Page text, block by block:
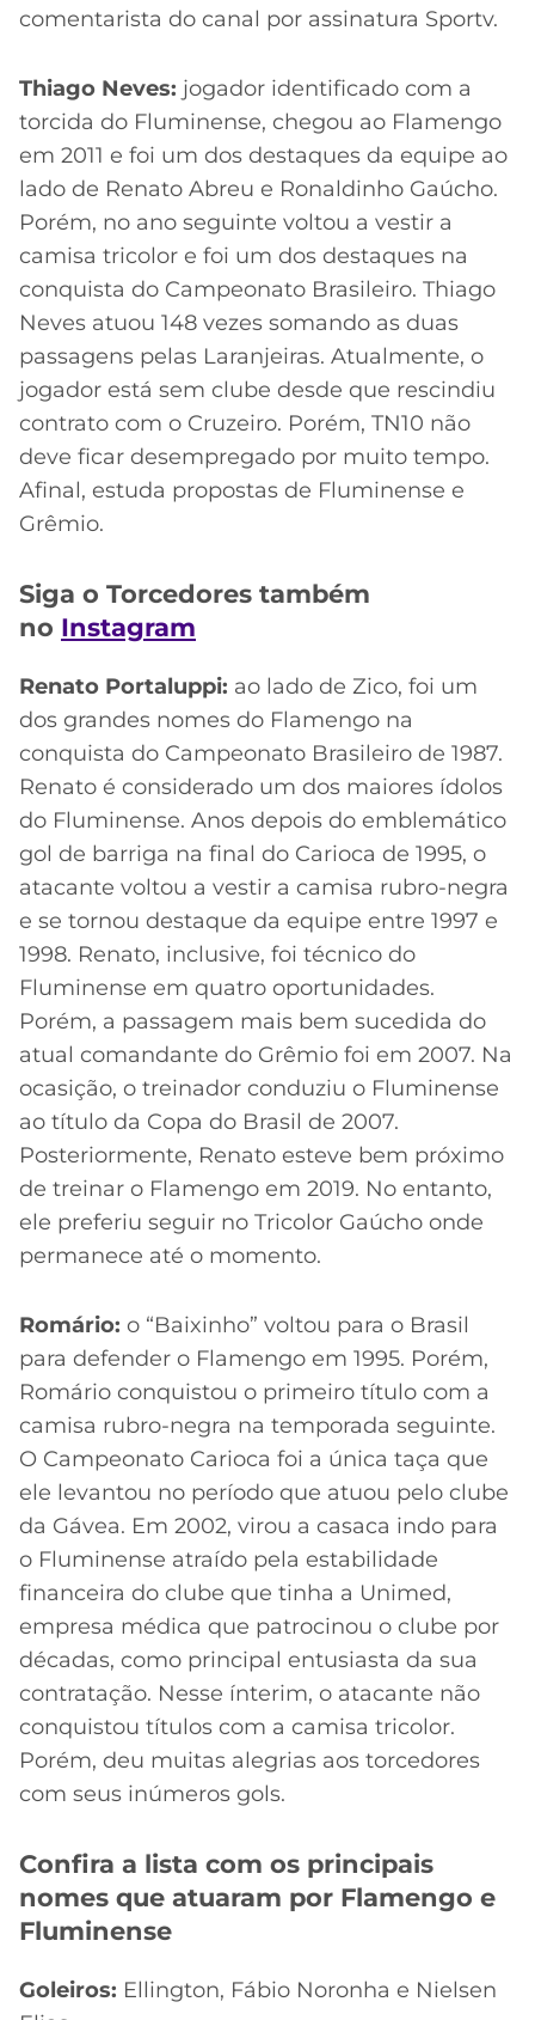
comentarista do canal por assinatura Sportv.
Thiago Neves: jogador identificado com a
torcida do Fluminense, chegou ao Flamengo
em 2011 e foi um dos destaques da equipe ao
lado de Renato Abreu e Ronaldinho Gaúcho.
Porém, no ano seguinte voltou a vestir a
camisa tricolor e foi um dos destaques na
conquista do Campeonato Brasileiro. Thiago
Neves atuou 148 vezes somando as duas
passagens pelas Laranjeiras. Atualmente, o
jogador está sem clube desde que rescindiu
contrato com o Cruzeiro. Porém, TN10 não
deve ficar desempregado por muito tempo.
Afinal, estuda propostas de Fluminense e
Grêmio.
Siga o Torcedores também
no Instagram
Renato Portaluppi: ao lado de Zico, foi um
dos grandes nomes do Flamengo na
conquista do Campeonato Brasileiro de 1987.
Renato é considerado um dos maiores ídolos
do Fluminense. Anos depois do emblemático
gol de barriga na final do Carioca de 1995, o
atacante voltou a vestir a camisa rubro-negra
e se tornou destaque da equipe entre 1997 e
1998. Renato, inclusive, foi técnico do
Fluminense em quatro oportunidades.
Porém, a passagem mais bem sucedida do
atual comandante do Grêmio foi em 2007. Na
ocasição, o treinador conduziu o Fluminense
ao título da Copa do Brasil de 2007.
Posteriormente, Renato esteve bem próximo
de treinar o Flamengo em 2019. No entanto,
ele preferiu seguir no Tricolor Gaúcho onde
permanece até o momento.
Romário: o “Baixinho” voltou para o Brasil
para defender o Flamengo em 1995. Porém,
Romário conquistou o primeiro título com a
camisa rubro-negra na temporada seguinte.
O Campeonato Carioca foi a única taça que
ele levantou no período que atuou pelo clube
da Gávea. Em 2002, virou a casaca indo para
o Fluminense atraído pela estabilidade
financeira do clube que tinha a Unimed,
empresa médica que patrocinou o clube por
décadas, como principal entusiasta da sua
contratação. Nesse ínterim, o atacante não
conquistou títulos com a camisa tricolor.
Porém, deu muitas alegrias aos torcedores
com seus inúmeros gols.
Confira a lista com os principais
nomes que atuaram por Flamengo e
Fluminense
Goleiros: Ellington, Fábio Noronha e Nielsen